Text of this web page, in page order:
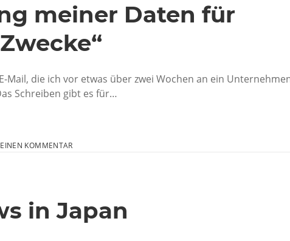
meiner Daten für
Mail, die ich vor etwas über zwei Wochen an ein
Schreiben gibt es für…
KOMMENTAR
in Japan